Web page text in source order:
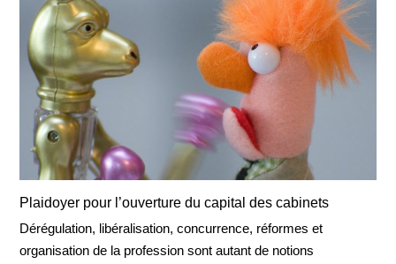
Plaidoyer pour l’ouverture du capital des cabinets
Dérégulation, libéralisation, concurrence, réformes et
organisation de la profession sont autant de notions